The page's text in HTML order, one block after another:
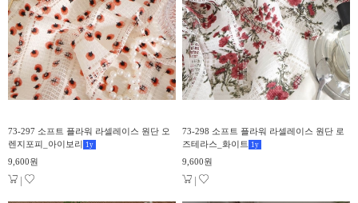
73-297 소프트 플라워 라셀레이스 원단 오
렌지포피_아이보리 1 y
9,600원
|
73-298 소프트 플라워 라셀레이스 원단 로
즈테라스_화이트 1 y
9,600원
|